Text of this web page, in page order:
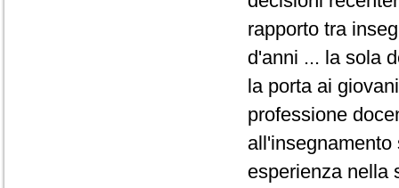
rapporto tra
d'anni ... la sola
la porta ai
professione
esperienza nella